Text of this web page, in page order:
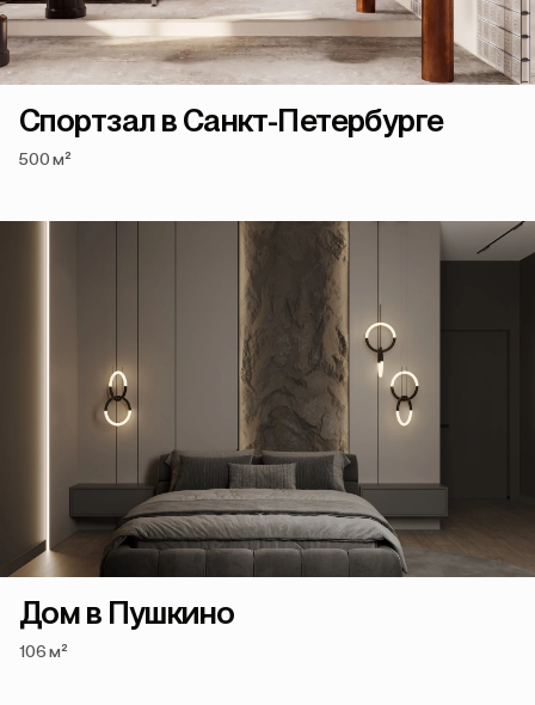
Спортзал в Санкт-Петербурге
500 м²
Дом в Пушкино
106 м²